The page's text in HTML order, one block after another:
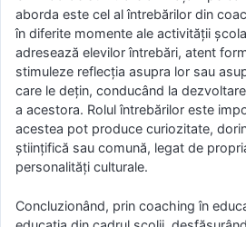
aborda este cel al întrebărilor din
în diferite momente ale activităţii
adresează elevilor întrebări, atent
stimuleze reflecţia asupra lor sau
care le deţin, conducând la
a acestora. Rolul întrebărilor este
acestea pot produce curiozitate,
ştiinţifică sau comună, legat de
personalităţi culturale.
Concluzionând, prin coaching în